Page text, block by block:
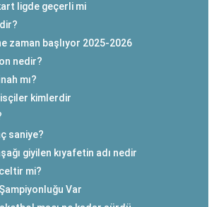
ligde geçerli mi
zaman başlıyor 2025-2026
nedir?
mı?
kimlerdir
saniye?
giyilen kıyafetin adı nedir
mi?
Var